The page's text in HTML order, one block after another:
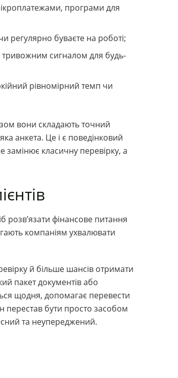
програми для
регулярно буваєте на роботі;
тривожним сигналом для будь-
рівномірний темп чи
вони складають точний
анкета. Це і є поведінковий
замінює класичну перевірку, а
розв’язати фінансове питання
компаніям ухвалювати
й більше шансів отримати
пакет документів або
щодня, допомагає перевести
перестав бути просто засобом
та неупереджений.